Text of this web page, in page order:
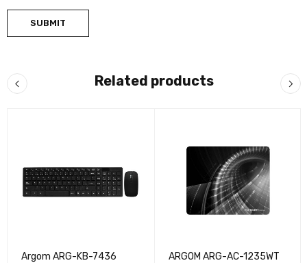
Related products
Argom ARG-KB-7436
ARGOM ARG-AC-1235WT